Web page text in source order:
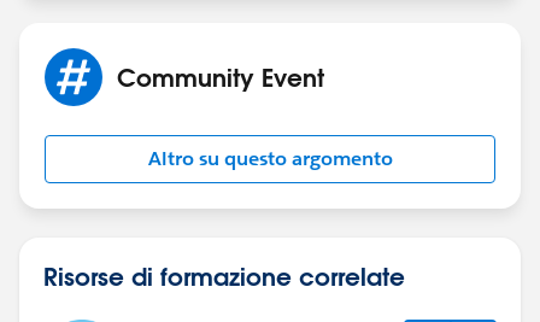
Community Event
Altro su questo argomento
Risorse di formazione correlate